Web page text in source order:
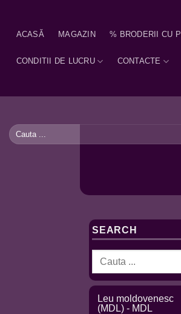
contentACASĂ MAGAZIN % BRODERII CU
CONDITII DE LUCRU CONTACTE
Caută
după:
SEARCH
Caută
Leu moldovenesc
(MDL) - MDL